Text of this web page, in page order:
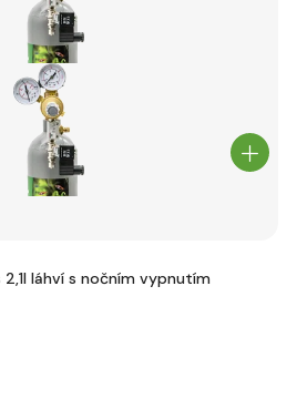
láhví s nočním vypnutím